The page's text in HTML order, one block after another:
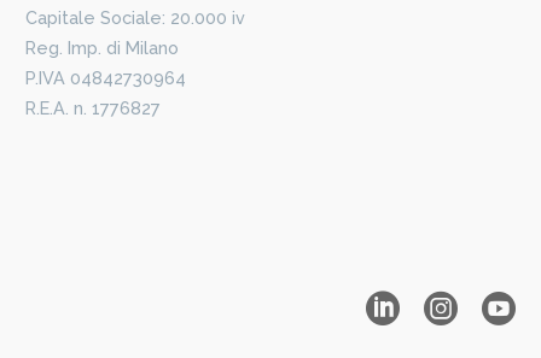
Capitale Sociale: 20.000 iv
Reg. Imp. di Milano
P.IVA 04842730964
R.E.A. n. 1776827